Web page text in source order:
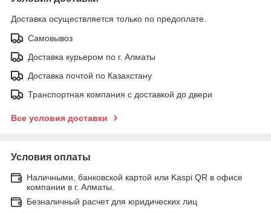
Доставка осуществляется только по предоплате.
Самовывоз
Доставка курьером по г. Алматы
Доставка почтой по Казахстану
Транспортная компания с доставкой до двери
Все условия доставки
Условия оплаты
Наличными, банковской картой или Kaspi QR в офисе
компании в г. Алматы.
Безналичный расчет для юридических лиц